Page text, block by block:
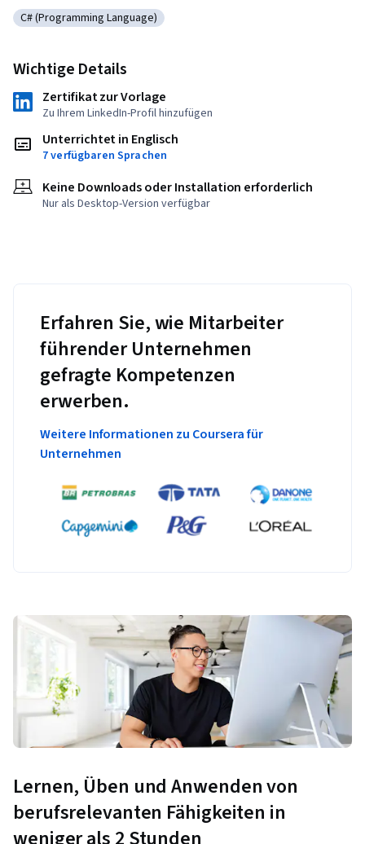
Kategorie: C# (Programming Language)
C# (Programming Language)
Wichtige Details
Zertifikat zur Vorlage
Zu Ihrem LinkedIn-Profil hinzufügen
Unterrichtet in Englisch
7 verfügbaren Sprachen
Keine Downloads oder Installation erforderlich
Nur als Desktop-Version verfügbar
Erfahren Sie, wie Mitarbeiter
führender Unternehmen
gefragte Kompetenzen
erwerben.
Weitere Informationen zu Coursera für
Unternehmen
Lernen, Üben und Anwenden von
berufsrelevanten Fähigkeiten in